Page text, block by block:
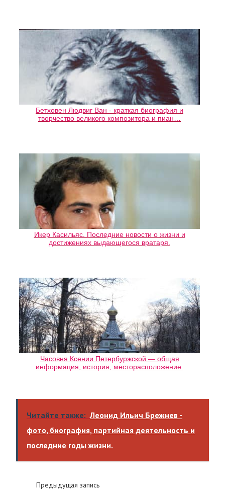
Бетховен Людвиг Ван - краткая биография и
творчество великого композитора и пиан…
Икер Касильяс. Последние новости о жизни и
достижениях выдающегося вратаря.
Часовня Ксении Петербуржской — общая
информация, история, месторасположение.
Читайте также: Леонид Ильич Брежнев -
фото, биография, партийная деятельность и
последние годы жизни.
Предыдущая запись